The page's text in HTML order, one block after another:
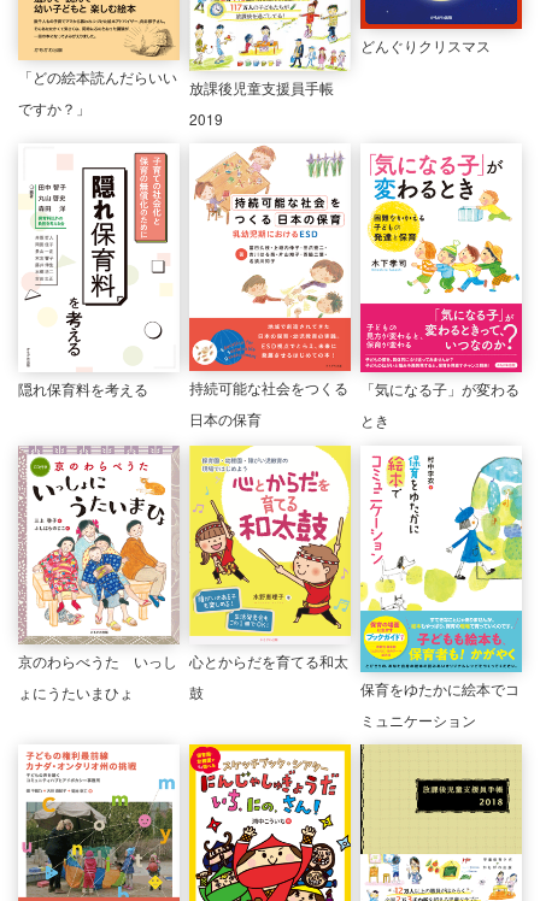
「どの絵本読んだらいい
ですか？」
放課後児童支援員手帳
2019
どんぐりクリスマス
隠れ保育料を考える
持続可能な社会をつくる
日本の保育
「気になる子」が変わる
とき
京のわらべうた いっし
ょにうたいまひょ
心とからだを育てる和太
鼓
保育をゆたかに絵本でコ
ミュニケーション